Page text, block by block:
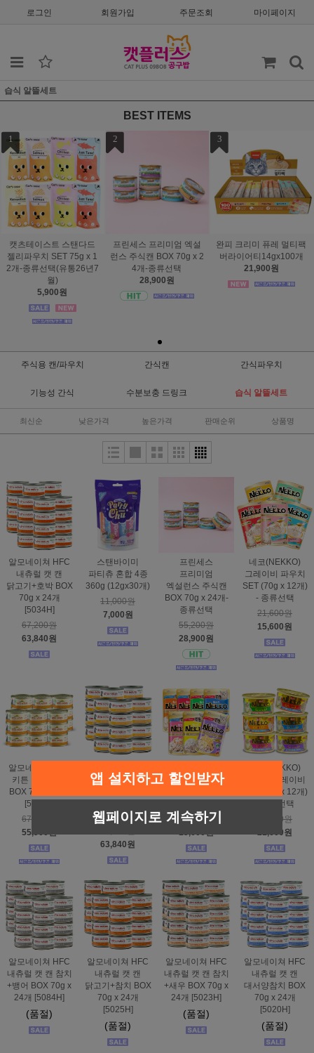
로그인 회원가입 주문조회 마이페이지
습식 알뜰세트
BEST ITEMS
1
캣츠테이스트 스탠다드
젤리파우치 SET 75g x 1
2개-종류선택(유통26년7
월)
5,900원
2
프린세스 프리미엄 엑설
런스 주식캔 BOX 70g x 2
4개-종류선택
28,900원
3
완피 크리미 퓨레 멀티팩
버라이어티14gx100개
21,900원
주식용 캔/파우치 간식캔 간식파우치
기능성 간식 수분보충 드링크 습식 알뜰세트
최신순 낮은가격 높은가격 판매순위 상품명
알모네이쳐 HFC
내츄럴 캣 캔
닭고기+호박 BOX
70g x 24개
[5034H]
67,200원
63,840원
스탠바이미
파티츄 혼합 4종
360g (12gx30개)
11,000원
7,000원
프린세스
프리미엄
엑설런스 주식캔
BOX 70g x 24개-
종류선택
55,200원
28,900원
네코(NEKKO)
그레이비 파우치
SET (70g x 12개)
- 종류선택
21,600원
15,600원
알모네이쳐 HFC
키튼 캣 닭고기
BOX 70g x 24개
[5105H]
67,200원
55,900원
내츄럴 캣 캔
[5022H]
63,840원
젤리 파우치 SET
21,600원
15,600원
네코(NEKKO)
골드캔 그레이비
SET (85g x 12개)
- 종류선택
24,000원
21,600원
알모네이쳐 HFC
내츄럴 캣 캔 참치
+뱅어 BOX 70g x
24개 [5084H]
(품절)
알모네이쳐 HFC
내츄럴 캣 캔
닭고기+참치 BOX
70g x 24개
[5025H]
(품절)
알모네이쳐 HFC
내츄럴 캣 캔 참치
+새우 BOX 70g x
24개 [5023H]
(품절)
알모네이쳐 HFC
내츄럴 캣 캔
대서양참치 BOX
70g x 24개
[5020H]
(품절)
앱 설치하고 할인받자
웹페이지로 계속하기